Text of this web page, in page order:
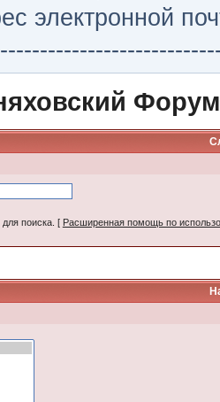
электронной
Форум
поиска. [ Расширенная помощь по